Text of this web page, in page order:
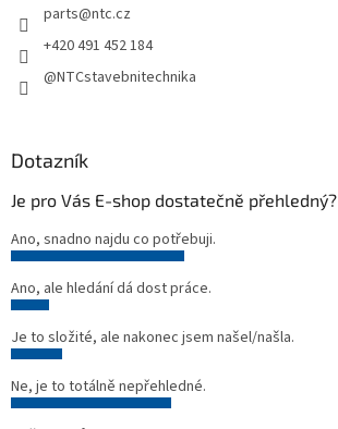
parts@ntc.cz
+420 491 452 184
@NTCstavebnitechnika
Dotazník
Je pro Vás E-shop dostatečně přehledný?
Ano, snadno najdu co potřebuji.
Ano, ale hledání dá dost práce.
Je to složité, ale nakonec jsem našel/našla.
Ne, je to totálně nepřehledné.